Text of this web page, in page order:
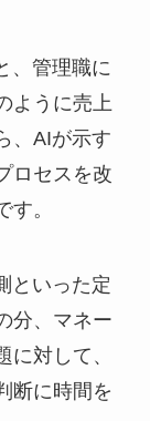
、管理職に
ように売上
、AIが示す
ロセスを改
。
といった定
分、マネー
対して、
断に時間を